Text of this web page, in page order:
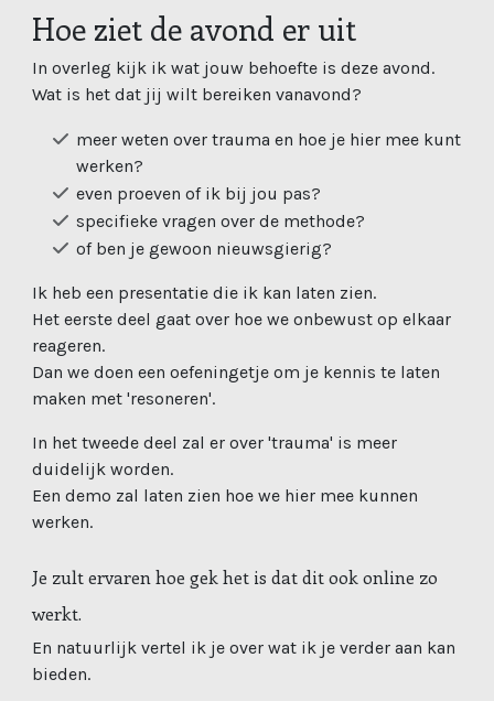
Hoe ziet de avond er uit
In overleg kijk ik wat jouw behoefte is deze avond.
Wat is het dat jij wilt bereiken vanavond?
meer weten over trauma en hoe je hier mee kunt
werken?
even proeven of ik bij jou pas?
specifieke vragen over de methode?
of ben je gewoon nieuwsgierig?
Ik heb een presentatie die ik kan laten zien.
Het eerste deel gaat over hoe we onbewust op elkaar
reageren.
Dan we doen een oefeningetje om je kennis te laten
maken met 'resoneren'.
In het tweede deel zal er over 'trauma' is meer
duidelijk worden.
Een demo zal laten zien hoe we hier mee kunnen
werken.
Je zult ervaren hoe gek het is dat dit ook online zo
werkt.
En natuurlijk vertel ik je over wat ik je verder aan kan
bieden.